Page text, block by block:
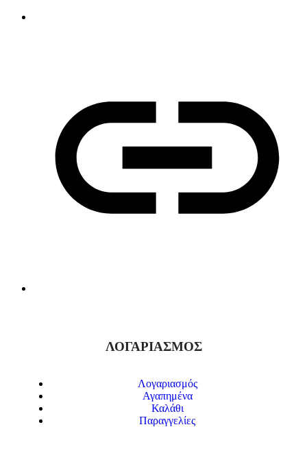
ΛΟΓΑΡΙΑΣΜΟΣ
Λογαριασμός
Αγαπημένα
Καλάθι
Παραγγελίες